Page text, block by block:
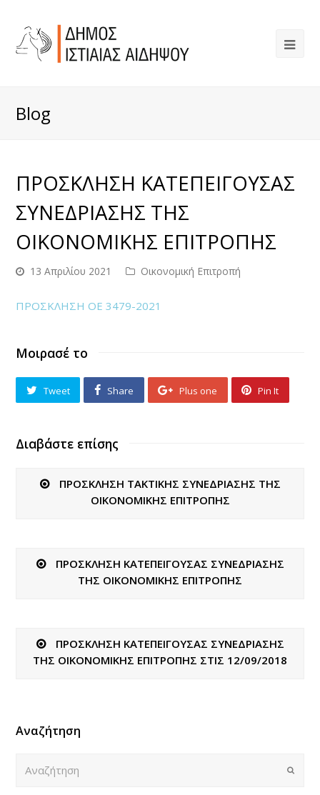
Blog
ΠΡΟΣΚΛΗΣΗ ΚΑΤΕΠΕΙΓΟΥΣΑΣ
ΣΥΝΕΔΡΙΑΣΗΣ ΤΗΣ
ΟΙΚΟΝΟΜΙΚΗΣ ΕΠΙΤΡΟΠΗΣ
13 Απριλίου 2021 Οικονομική Επιτροπή
ΠΡΟΣΚΛΗΣΗ OE 3479-2021
Μοιρασέ το
Tweet Share Plus one Pin It
Διαβάστε επίσης
ΠΡΟΣΚΛΗΣΗ ΤΑΚΤΙΚΗΣ ΣΥΝΕΔΡΙΑΣΗΣ ΤΗΣ
ΟΙΚΟΝΟΜΙΚΗΣ ΕΠΙΤΡΟΠΗΣ
ΠΡΟΣΚΛΗΣΗ ΚΑΤΕΠΕΙΓΟΥΣΑΣ ΣΥΝΕΔΡΙΑΣΗΣ
ΤΗΣ ΟΙΚΟΝΟΜΙΚΗΣ ΕΠΙΤΡΟΠΗΣ
ΠΡΟΣΚΛΗΣΗ ΚΑΤΕΠΕΙΓΟΥΣΑΣ ΣΥΝΕΔΡΙΑΣΗΣ
ΤΗΣ ΟΙΚΟΝΟΜΙΚΗΣ ΕΠΙΤΡΟΠΗΣ ΣΤΙΣ 12/09/2018
Αναζήτηση
Submit